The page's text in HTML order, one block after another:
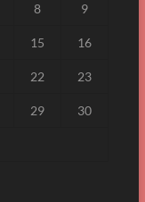
8 9
15 16
22 23
29 30